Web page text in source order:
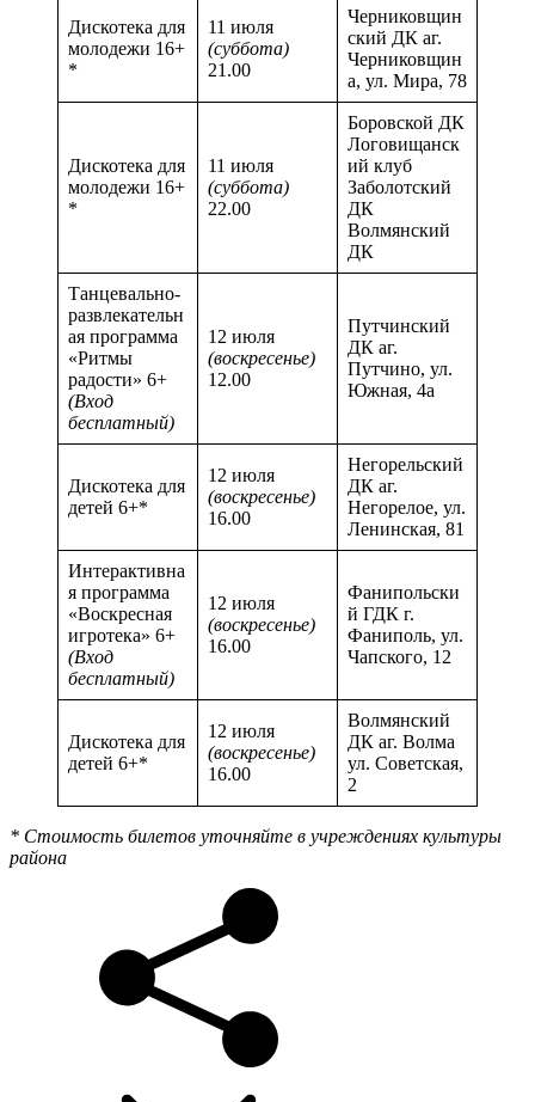
Дискотека для
молодежи 16+
*
11 июля
(суббота)
21.00
Черниковщин
ский ДК аг.
Черниковщин
а, ул. Мира, 78
Дискотека для
молодежи 16+
*
11 июля
(суббота)
22.00
Боровской ДК
Логовищанск
ий клуб
Заболотский
ДК
Волмянский
ДК
Танцевально-
развлекательн
ая программа
«Ритмы
радости» 6+
(Вход
бесплатный)
12 июля
(воскресенье)
12.00
Путчинский
ДК аг.
Путчино, ул.
Южная, 4а
Дискотека для
детей 6+*
12 июля
(воскресенье)
16.00
Негорельский
ДК аг.
Негорелое, ул.
Ленинская, 81
Интерактивна
я программа
«Воскресная
игротека» 6+
(Вход
бесплатный)
12 июля
(воскресенье)
16.00
Фанипольски
й ГДК г.
Фаниполь, ул.
Чапского, 12
Дискотека для
детей 6+*
12 июля
(воскресенье)
16.00
Волмянский
ДК аг. Волма
ул. Советская,
2
* Стоимость билетов уточняйте в учреждениях культуры
района